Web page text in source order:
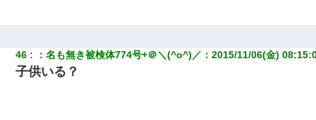
46 ：名も無き被検体774号+＠＼(^o^)／ ：2015/11/06(金)
子供いる？